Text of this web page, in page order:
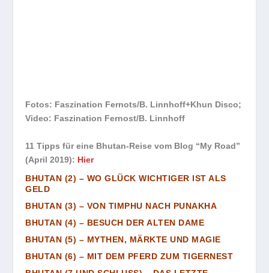
Fotos: Faszination Fernots/B. Linnhoff+Khun Disco;
Video: Faszination Fernost/B. Linnhoff
11 Tipps für eine Bhutan-Reise vom Blog “My Road”
(April 2019): Hier
BHUTAN (2) – WO GLÜCK WICHTIGER IST ALS
GELD
BHUTAN (3) – VON TIMPHU NACH PUNAKHA
BHUTAN (4) – BESUCH DER ALTEN DAME
BHUTAN (5) – MYTHEN, MÄRKTE UND MAGIE
BHUTAN (6) – MIT DEM PFERD ZUM TIGERNEST